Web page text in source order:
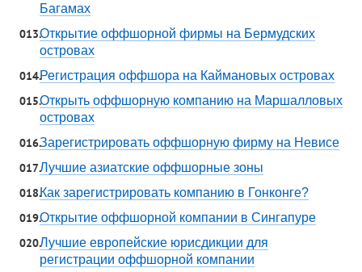
Багамах
Открытие оффшорной фирмы на Бермудских
островах
Регистрация оффшора на Каймановых островах
Открыть оффшорную компанию на Маршалловых
островах
Зарегистрировать оффшорную фирму на Невисе
Лучшие азиатские оффшорные зоны
Как зарегистрировать компанию в Гонконге?
Открытие оффшорной компании в Сингапуре
Лучшие европейские юрисдикции для
регистрации оффшорной компании